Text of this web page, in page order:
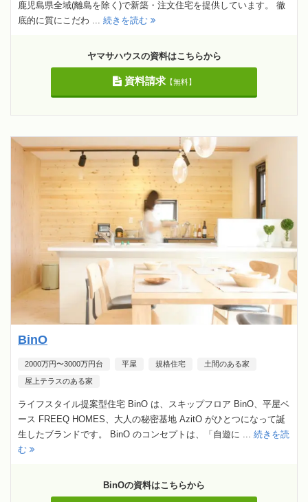
鹿児島県全域(離島を除く)で新築・注文住宅を提供しています。 徹
底的に質にこだわ ... 続きを読む
ヤマサハウスの資料はこちらから
資料請求【無料】
BinO
2000万円〜3000万円台 平屋 規格住宅 土間のある家
屋上テラスのある家
ライフスタイル提案型住宅 BinO は、スキップフロア BinO、平屋ベ
ース FREEQ HOMES、大人の秘密基地 AzitO がひとつになって誕
生したブランドです。 BinO のコンセプトは、「自遊に ... 続きを読
む
BinOの資料はこちらから